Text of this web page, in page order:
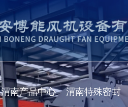
渭南产品中心 渭南特殊密封